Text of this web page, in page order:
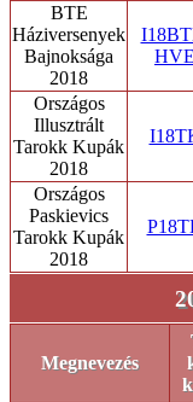
BTE
Háziversenyek
Bajnoksága
2018
HVE
Országos
Illusztrált
Tarokk Kupák
2018
Országos
Paskievics
Tarokk Kupák
2018
Megnevezés